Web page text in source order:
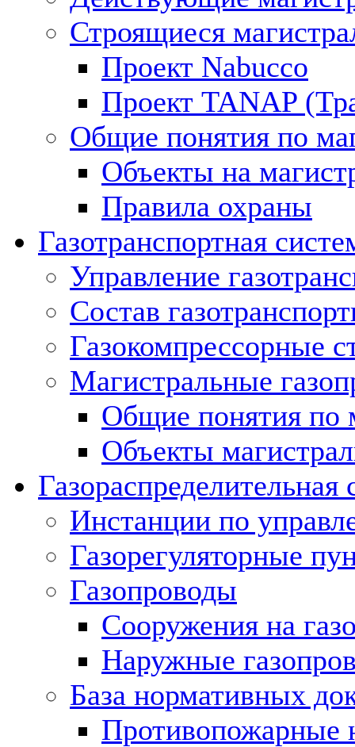
Строящиеся
Проект Nabucco
Проект TANAP
Общие понятия по
Объекты на
Правила охраны
Газотранспортная
Управление
Состав
Газокомпрессорные
Магистральные
Общие понятия по
Объекты
Газораспределительная
Инстанции по
Газорегуляторные
Газопроводы
Сооружения на
Наружные
База нормативных
Противопожарные